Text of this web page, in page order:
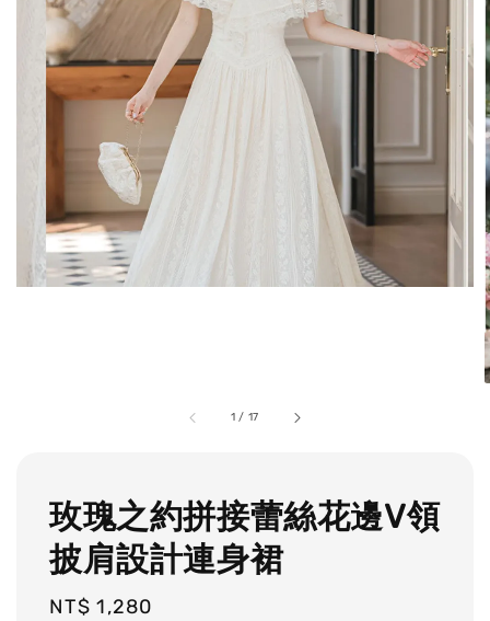
1 / 17
玫瑰之約拼接蕾絲花邊V領
披肩設計連身裙
Regular
NT$ 1,280